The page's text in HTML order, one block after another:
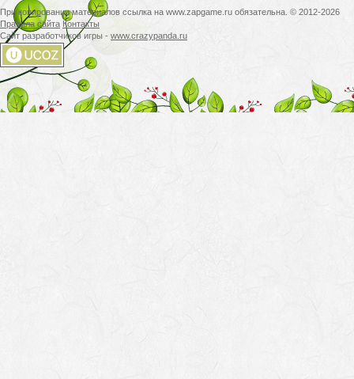
При копировании материалов ссылка на www.zapgame.ru обязательна. © 2012-2026
Правила сайта Контакты
Сайт разработчиков игры - www.crazypanda.ru